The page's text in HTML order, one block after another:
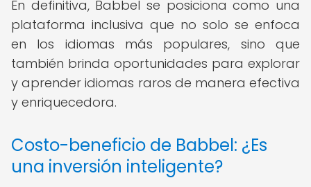
En definitiva, Babbel se posiciona como una
plataforma inclusiva que no solo se enfoca
en los idiomas más populares, sino que
también brinda oportunidades para explorar
y aprender idiomas raros de manera efectiva
y enriquecedora.
Costo-beneficio de Babbel: ¿Es
una inversión inteligente?